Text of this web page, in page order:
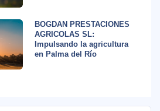
BOGDAN PRESTACIONES
AGRICOLAS SL:
Impulsando la agricultura
en Palma del Río